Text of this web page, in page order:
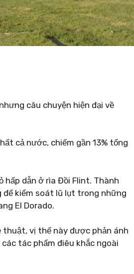
câu chuyện hiện đại về
cả nước, chiếm gần 13% tổng
hấp dẫn ở rìa Đồi Flint. Thành
để kiểm soát lũ lụt trong những
El Dorado.
thuật, vị thế này được phản ánh
tác phẩm điêu khắc ngoài